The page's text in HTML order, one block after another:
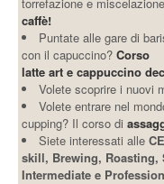
caffè!
Puntate alle gare di
con il capuccino?Corso
latte art e cappuccino
Volete scoprire i nuovi
Volete entrare nel
cupping? Il corso di
Siete interessati alle
skill, Brewing, Roasting,
Intermediate e